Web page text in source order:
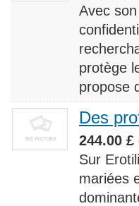
Avec
protège
propose
Des
244.00
Sur
mariées